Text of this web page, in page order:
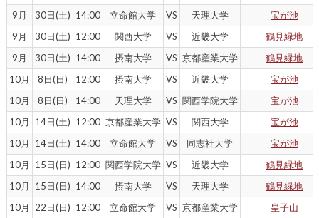
9月
30日(土) 14:00 立命館大学 VS 天理大学
宝が池
9月
30日(土) 12:00 関西大学 VS 近畿大学
鶴見緑地
9月
30日(土) 14:00 摂南大学 VS 京都産業大学
鶴見緑地
10月
8日(日) 12:00 摂南大学 VS 近畿大学
宝が池
10月
8日(日) 14:00 天理大学 VS 関西学院大学
宝が池
10月
14日(土) 12:00 京都産業大学 VS 関西大学
宝が池
10月
14日(土) 14:00 立命館大学 VS 同志社大学
宝が池
10月
15日(日) 12:00 関西学院大学 VS 近畿大学
鶴見緑地
10月
15日(日) 14:00 摂南大学 VS 天理大学
鶴見緑地
10月
22日(日) 12:00 立命館大学 VS 京都産業大学 皇子山